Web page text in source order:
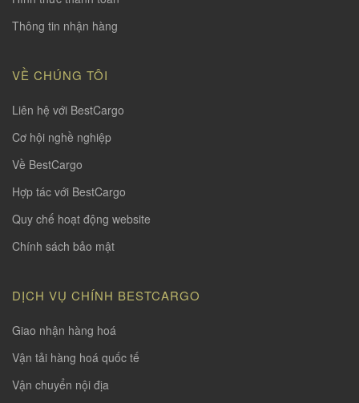
Thông tin nhận hàng
VỀ CHÚNG TÔI
Liên hệ với BestCargo
Cơ hội nghề nghiệp
Về BestCargo
Hợp tác với BestCargo
Quy chế hoạt động website
Chính sách bảo mật
DỊCH VỤ CHÍNH BESTCARGO
Giao nhận hàng hoá
Vận tải hàng hoá quốc tế
Vận chuyển nội địa